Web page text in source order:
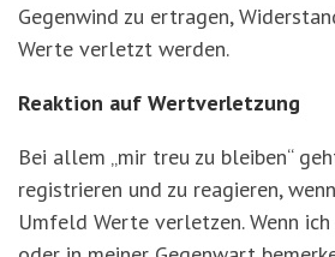
Gegenwind zu ertragen,
Werte verletzt werden.
Reaktion auf Wertverletzung
Bei allem „mir treu zu bleiben“
registrieren und zu reagieren,
Umfeld Werte verletzen. Wenn